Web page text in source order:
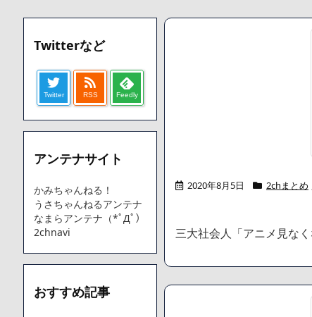
【画像】さくまあきら「桃鉄の赤マスは実際に行ってみてク
【愕然】ワイ「豚バラ220gカリッカリになるまで焼いて重
字やろなあww)」→結果・・・・・・・・・・・・・・・・・・
【悲報】ジェネリック医薬品、4割が承認書と異なる製造だ
【速報】楽天グループ、減損損失約160億円と約700億円の繰
【悲報】読売新聞、「避難所の自販機が壊されて窃盗された
てしまう
SM風俗嬢ワイ、なんでも答えるが質問ある？
Powered by livedoor 相互RSS
2020年8月5日 2chまとめ
三大社会人「アニメ見な
Twitterなど
Twitter RSS Feedly
アンテナサイト
かみちゃんねる！
うさちゃんねるアンテナ
なまらアンテナ（*ﾟДﾟ）
2chnavi
おすすめ記事